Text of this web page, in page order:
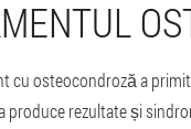
cu osteocondroză a
produce rezultate și